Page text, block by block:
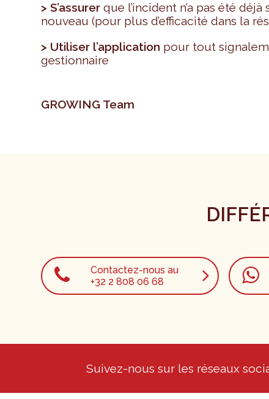
> S’assurer que l’incident n’a pas été
nouveau (pour plus d’efficacité dans la
> Utiliser l’application pour tout
gestionnaire
GROWING Team
Contactez-nous au
+32 2 808 06 68
Suivez-nous sur les réseaux